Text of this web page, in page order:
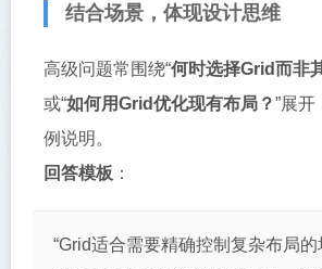
结合场景，体现设计思维
高级问题常围绕“何时选择Grid而非
或“如何用Grid优化现有布局？”展开
例说明。
回答模板 ：
“Grid适合需要精确控制复杂布局